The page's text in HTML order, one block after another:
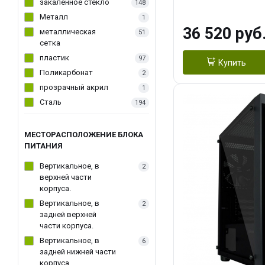
закаленное стекло 148
Металл 1
металлическая
сетка
51
пластик 97
Поликарбонат 2
прозрачный акрил 1
Сталь 194
МЕСТОРАСПОЛОЖЕНИЕ БЛОКА
ПИТАНИЯ
Вертикальное, в
верхней части
корпуса.
2
Вертикальное, в
задней верхней
части корпуса.
2
Вертикальное, в
задней нижней части
корпуса.
6
36 520 руб.
Купить